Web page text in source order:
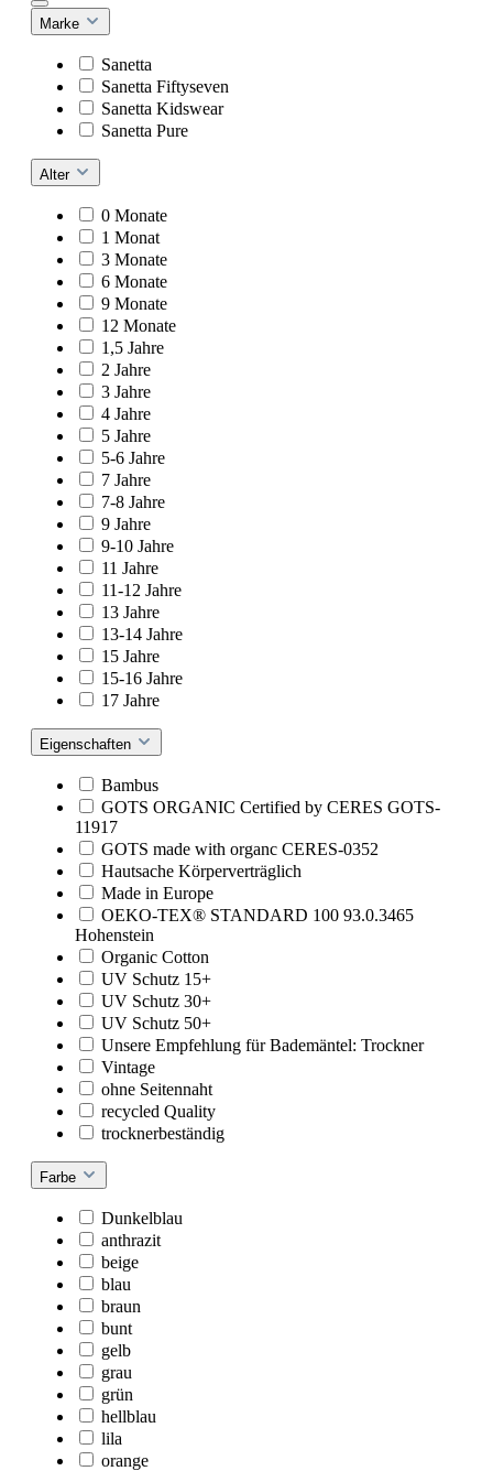
Marke
Sanetta
Sanetta Fiftyseven
Sanetta Kidswear
Sanetta Pure
Alter
0 Monate
1 Monat
3 Monate
6 Monate
9 Monate
12 Monate
1,5 Jahre
2 Jahre
3 Jahre
4 Jahre
5 Jahre
5-6 Jahre
7 Jahre
7-8 Jahre
9 Jahre
9-10 Jahre
11 Jahre
11-12 Jahre
13 Jahre
13-14 Jahre
15 Jahre
15-16 Jahre
17 Jahre
Eigenschaften
Bambus
GOTS ORGANIC Certified by CERES GOTS-
11917
GOTS made with organc CERES-0352
Hautsache Körperverträglich
Made in Europe
OEKO-TEX® STANDARD 100 93.0.3465
Hohenstein
Organic Cotton
UV Schutz 15+
UV Schutz 30+
UV Schutz 50+
Unsere Empfehlung für Bademäntel: Trockner
Vintage
ohne Seitennaht
recycled Quality
trocknerbeständig
Farbe
Dunkelblau
anthrazit
beige
blau
braun
bunt
gelb
grau
grün
hellblau
lila
orange